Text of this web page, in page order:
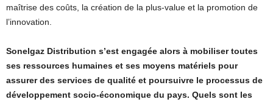
maîtrise des coûts, la création de la plus-value et la promotion de
l’innovation.
Sonelgaz Distribution s’est engagée alors à mobiliser toutes
ses ressources humaines et ses moyens matériels pour
assurer des services de qualité et poursuivre le processus de
développement socio-économique du pays. Quels sont les